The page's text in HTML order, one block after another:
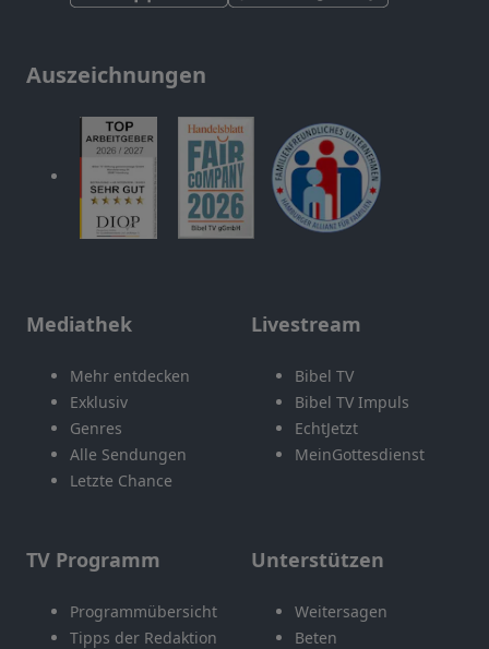
Auszeichnungen
Mediathek
Mehr entdecken
Exklusiv
Genres
Alle Sendungen
Letzte Chance
Livestream
Bibel TV
Bibel TV Impuls
EchtJetzt
MeinGottesdienst
TV Programm
Programmübersicht
Tipps der Redaktion
Unterstützen
Weitersagen
Beten